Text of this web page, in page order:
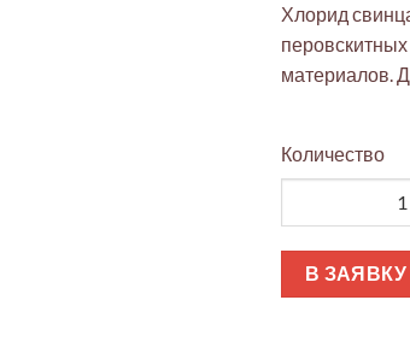
Хлорид
материалов.
Количество
В ЗАЯВКУ